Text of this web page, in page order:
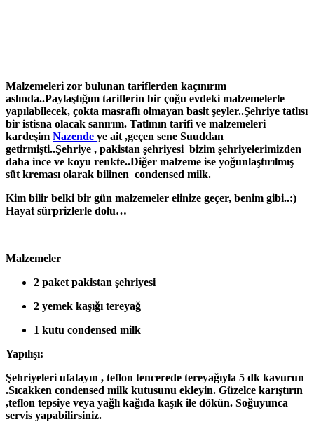
Malzemeleri zor bulunan tariflerden kaçınırım
aslında..Paylaştığım tariflerin bir çoğu evdeki malzemelerle
yapılabilecek, çokta masraflı olmayan basit şeyler..Şehriye tatlısı
bir istisna olacak sanırım. Tatlının tarifi ve malzemeleri
kardeşim Nazende ye ait ,geçen sene Suuddan
getirmişti..Şehriye , pakistan şehriyesi bizim şehriyelerimizden
daha ince ve koyu renkte..Diğer malzeme ise yoğunlaştırılmış
süt kreması olarak bilinen condensed milk.
Kim bilir belki bir gün malzemeler elinize geçer, benim gibi..:)
Hayat sürprizlerle dolu…
Malzemeler
2 paket pakistan şehriyesi
2 yemek kaşığı tereyağ
1 kutu condensed milk
Yapılışı:
Şehriyeleri ufalayın , teflon tencerede tereyağıyla 5 dk kavurun
.Sıcakken condensed milk kutusunu ekleyin. Güzelce karıştırın
,teflon tepsiye veya yağlı kağıda kaşık ile dökün. Soğuyunca
servis yapabilirsiniz.